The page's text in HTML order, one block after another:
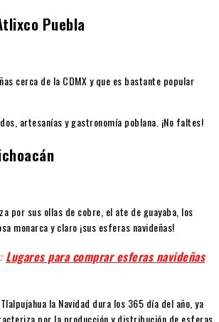
Puebla
cerca de la CDMX y que es bastante popular
artesanías y gastronomía poblana. ¡No faltes!
por sus ollas de cobre, el ate de guayaba, los
monarca y claro ¡sus esferas navideñas!
Lugares para comprar esferas navideñas
la Navidad dura los 365 día del año, ya
por la producción y distribución de esferas